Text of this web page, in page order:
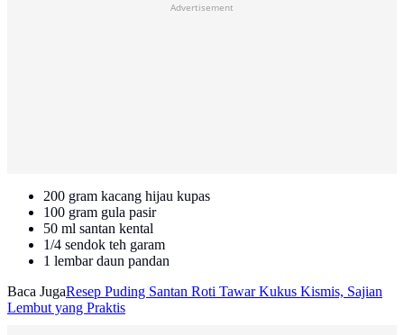
Advertisement
200 gram kacang hijau kupas
100 gram gula pasir
50 ml santan kental
1/4 sendok teh garam
1 lembar daun pandan
Baca JugaResep Puding Santan Roti Tawar Kukus Kismis, Sajian
Lembut yang Praktis